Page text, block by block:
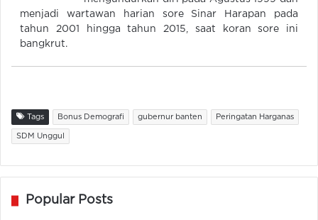
menjadi wartawan harian sore Sinar Harapan pada
tahun 2001 hingga tahun 2015, saat koran sore ini
bangkrut.
Tags Bonus Demografi gubernur banten Peringatan Harganas
SDM Unggul
Popular Posts